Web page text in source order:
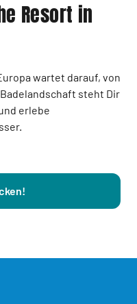
Resort in
wartet darauf, von
steht Dir
erlebe